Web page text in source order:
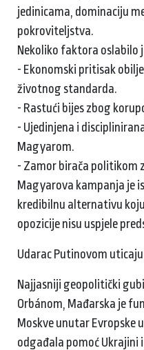
jedinicama, dominaciju
pokroviteljstva.
Nekoliko faktora oslabilo
- Ekonomski pritisak
životnog standarda.
- Rastući bijes zbog
- Ujedinjena i
Magyarom.
- Zamor birača politikom
Magyarova kampanja je
kredibilnu alternativu
opozicije nisu uspjele
Udarac Putinovom
Najjasniji geopolitički
Orbánom, Mađarska je
Moskve unutar Evropske
odgađala pomoć